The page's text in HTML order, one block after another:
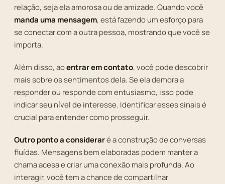
relação, seja ela amorosa ou de amizade. Quando você
manda uma mensagem, está fazendo um esforço para
se conectar com a outra pessoa, mostrando que você se
importa.
Além disso, aoentrar em contato, você pode descobrir
mais sobre os sentimentos dela. Se ela demora a
responder ou responde com entusiasmo, isso pode
indicar seu nível de interesse. Identificar esses sinais é
crucial para entender como prosseguir.
Outro ponto a consideraré a construção de conversas
fluídas. Mensagens bem elaboradas podem manter a
chama acesa e criar uma conexão mais profunda. Ao
interagir, você tem a chance de compartilhar